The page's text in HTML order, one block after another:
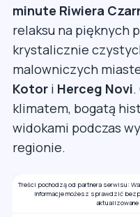
minute Riwiera
relaksu na pięknych
krystalicznie
malowniczych
Kotor i Herceg Novi
klimatem, bogatą
widokami podczas
regionie.
Treści pochodzą od partnera serwisu:
informacje możesz sprawdzić
aktualizowane